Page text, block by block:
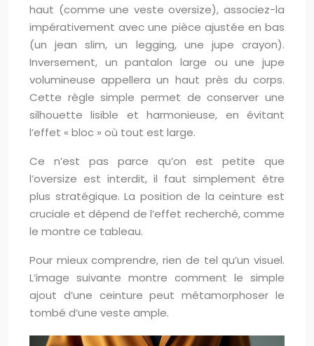
haut (comme une veste oversize), associez-la
impérativement avec une pièce ajustée en bas
(un jean slim, un legging, une jupe crayon).
Inversement, un pantalon large ou une jupe
volumineuse appellera un haut près du corps.
Cette règle simple permet de conserver une
silhouette lisible et harmonieuse, en évitant
l’effet « bloc » où tout est large.
Ce n’est pas parce qu’on est petite que
l’oversize est interdit, il faut simplement être
plus stratégique. La position de la ceinture est
cruciale et dépend de l’effet recherché, comme
le montre ce tableau.
Pour mieux comprendre, rien de tel qu’un visuel.
L’image suivante montre comment le simple
ajout d’une ceinture peut métamorphoser le
tombé d’une veste ample.